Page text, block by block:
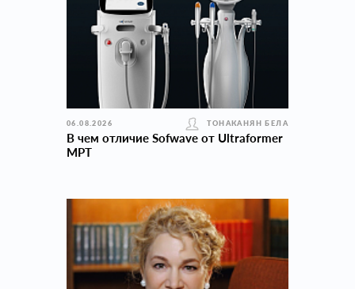
06.08.2026 ТОНАКАНЯН БЕЛА
В чем отличие Sofwave от Ultraformer
MPT